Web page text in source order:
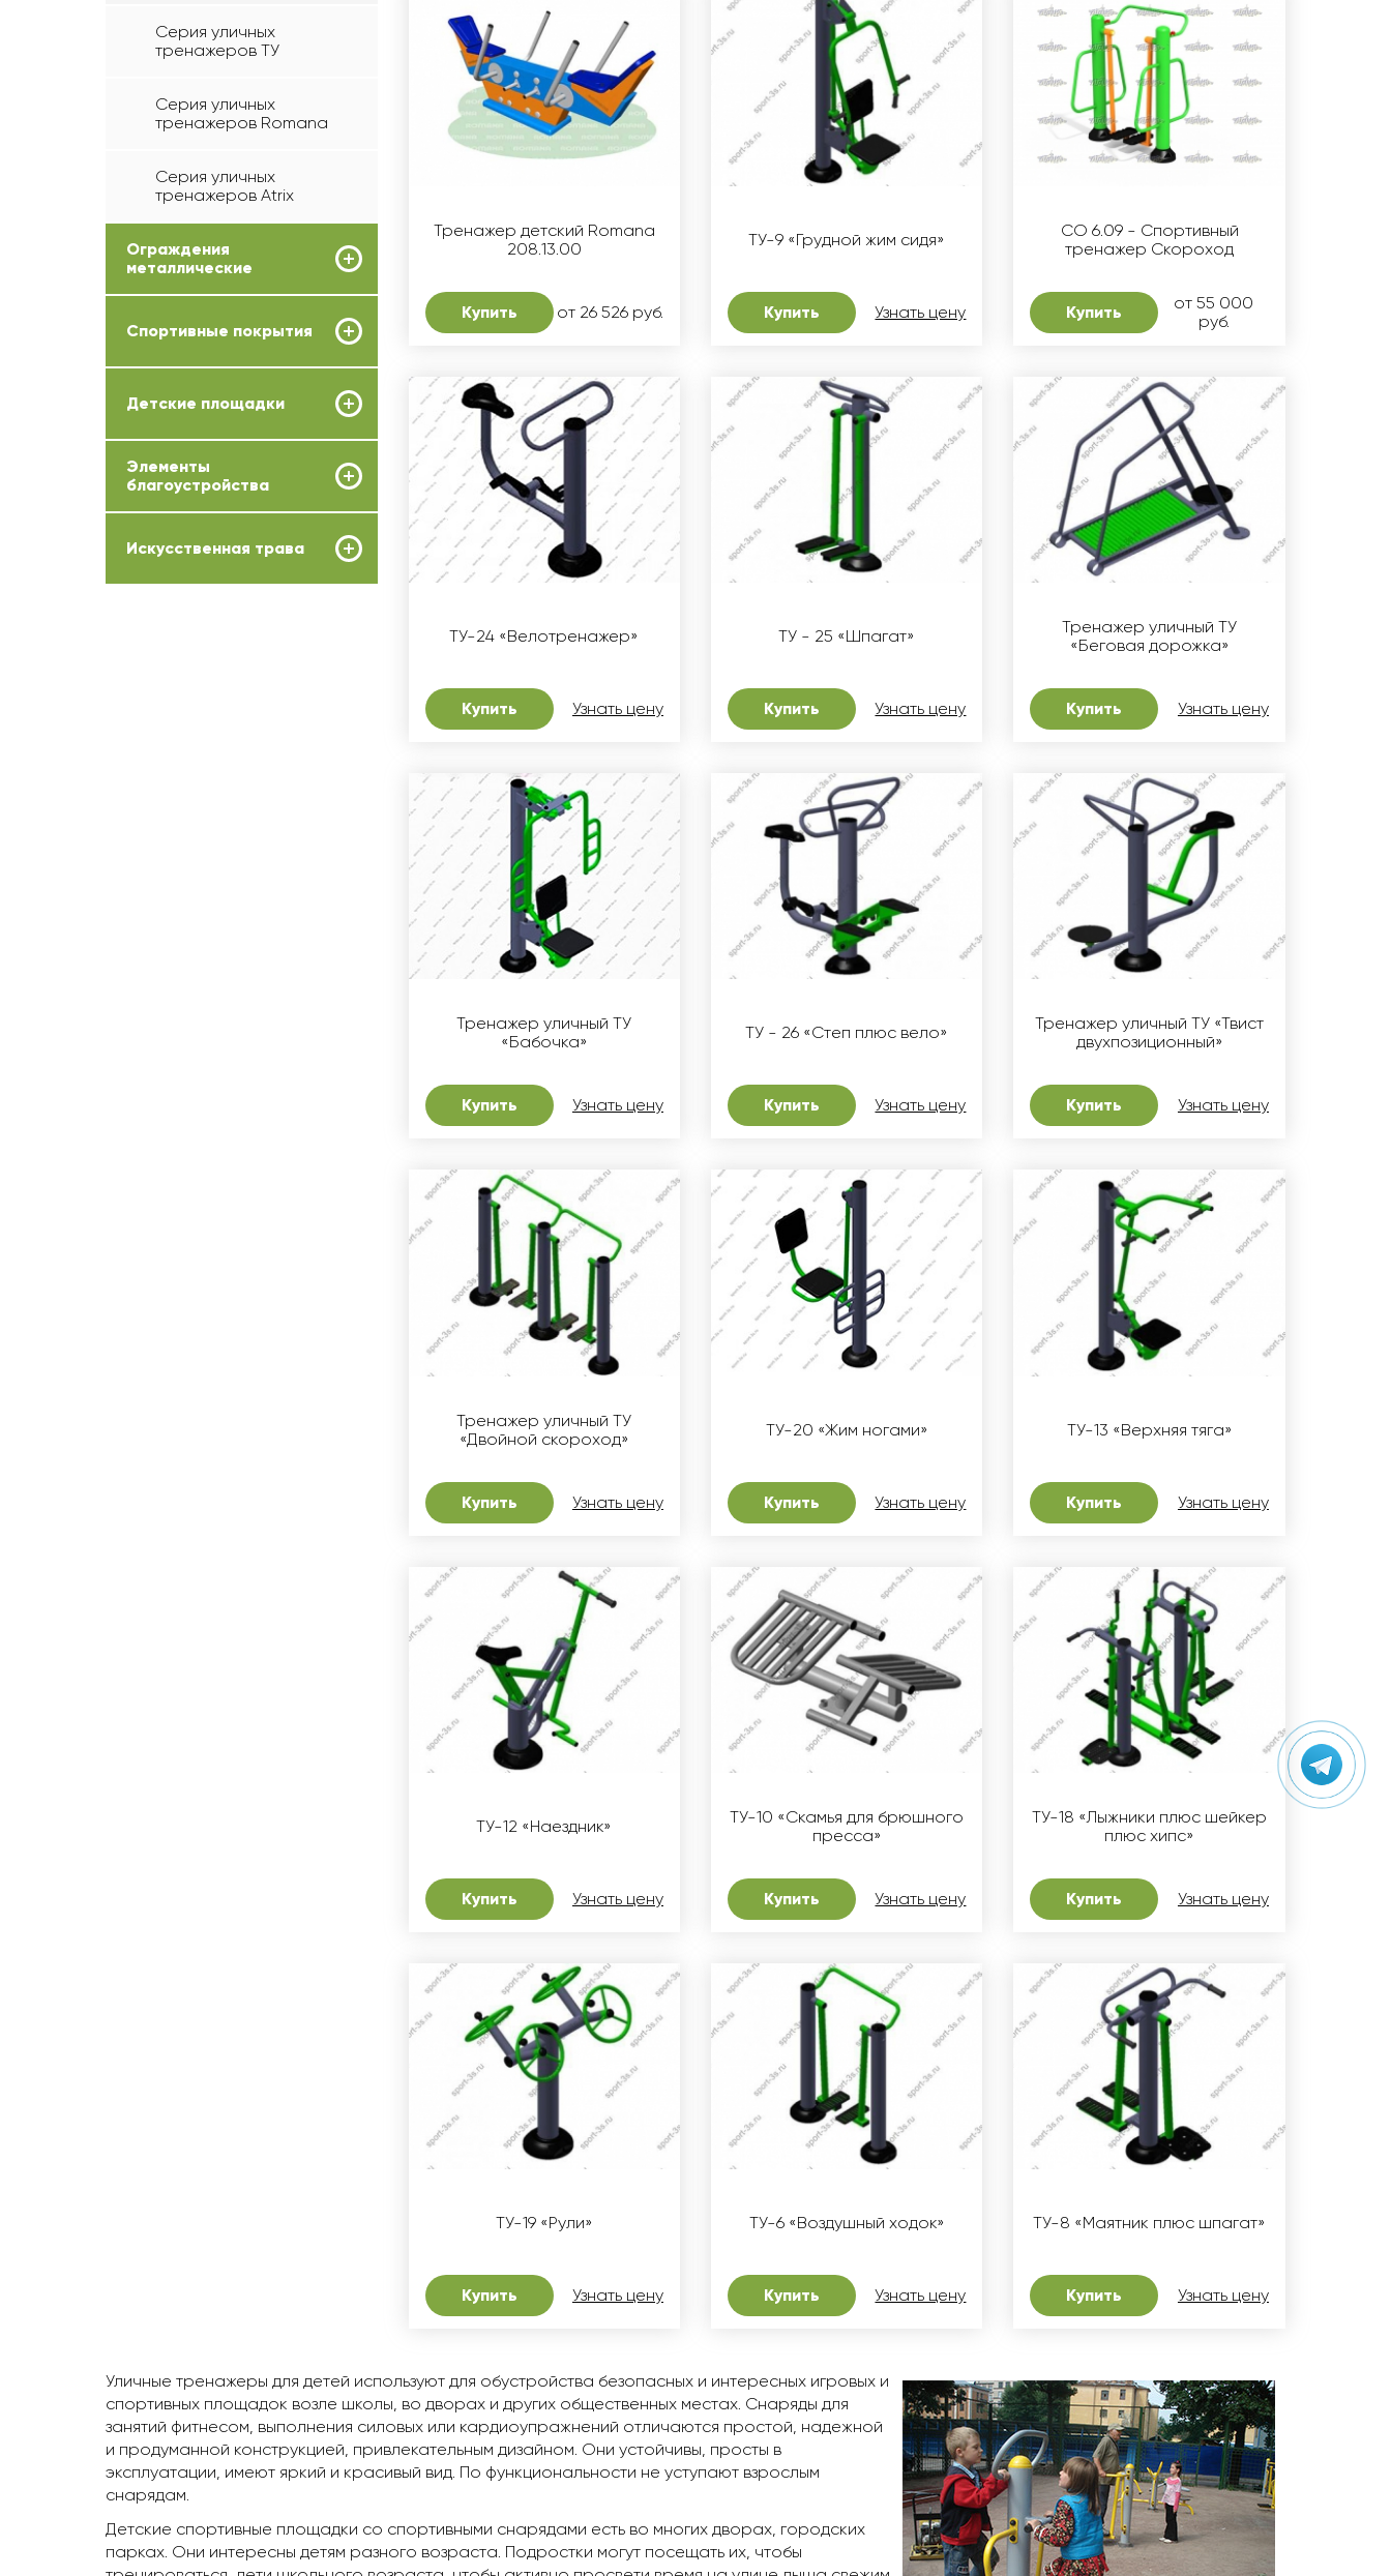
Серия уличных
тренажеров ТУ
Серия уличных
тренажеров Romana
Серия уличных
тренажеров Atrix
Ограждения
металлические
Спортивные покрытия
Детские площадки
Элементы
благоустройства
Искусственная трава
Тренажер детский Romana
208.13.00
Купить от 26 526 руб.
ТУ-9 «Грудной жим сидя»
Купить Узнать цену
СО 6.09 - Спортивный
тренажер Скороход
Купить
от 55 000
руб.
ТУ-24 «Велотренажер»
Купить Узнать цену
ТУ - 25 «Шпагат»
Купить Узнать цену
Тренажер уличный ТУ
«Беговая дорожка»
Купить Узнать цену
Тренажер уличный ТУ
«Бабочка»
Купить Узнать цену
ТУ - 26 «Степ плюс вело»
Купить Узнать цену
Тренажер уличный ТУ «Твист
двухпозиционный»
Купить Узнать цену
Тренажер уличный ТУ
«Двойной скороход»
Купить Узнать цену
ТУ-20 «Жим ногами»
Купить Узнать цену
ТУ-13 «Верхняя тяга»
Купить Узнать цену
ТУ-12 «Наездник»
Купить Узнать цену
ТУ-10 «Скамья для брюшного
пресса»
Купить Узнать цену
ТУ-18 «Лыжники плюс шейкер
плюс хипс»
Купить Узнать цену
ТУ-19 «Рули»
Купить Узнать цену
ТУ-6 «Воздушный ходок»
Купить Узнать цену
ТУ-8 «Маятник плюс шпагат»
Купить Узнать цену
Уличные тренажеры для детей используют для обустройства безопасных и интересных игровых и
спортивных площадок возле школы, во дворах и других общественных местах. Снаряды для
занятий фитнесом, выполнения силовых или кардиоупражнений отличаются простой, надежной
и продуманной конструкцией, привлекательным дизайном. Они устойчивы, просты в
эксплуатации, имеют яркий и красивый вид. По функциональности не уступают взрослым
снарядам.
Детские спортивные площадки со спортивными снарядами есть во многих дворах, городских
парках. Они интересны детям разного возраста. Подростки могут посещать их, чтобы